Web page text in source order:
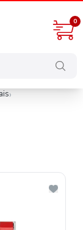
0
›
acopladores-